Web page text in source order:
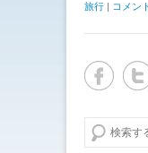
旅行 | コメン
検索する